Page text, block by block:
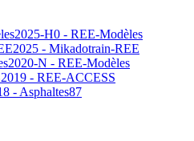
2025-H0 - REE-Modèles
2025 - Mikadotrain-REE
2020-N - REE-Modèles
2019 - REE-ACCESS
- Asphaltes87